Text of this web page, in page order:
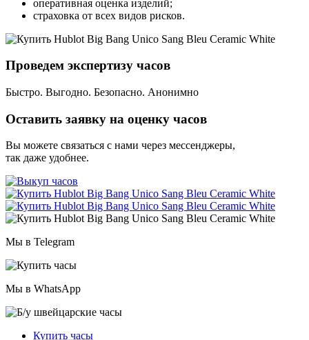
оперативная оценка изделий;
страховка от всех видов рисков.
Проведем экспертизу часов
Быстро. Выгодно. Безопасно. Анонимно
Оставить заявку на оценку часов
Вы можете связаться с нами через мессенджеры,
так даже удобнее.
Мы в Telegram
Мы в WhatsApp
Купить часы